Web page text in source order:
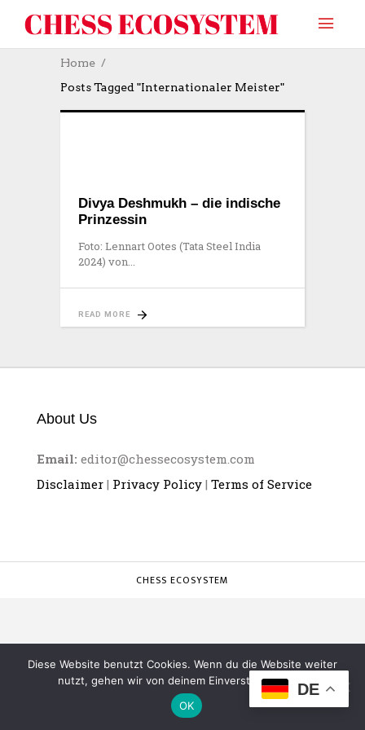
Home
Posts Tagged "Internationaler Meister"
Divya Deshmukh – die indische
Prinzessin
Foto: Lennart Ootes (Tata Steel India
2024) von
READ MORE
About Us
Email: editor@chessecosystem.com
Disclaimer | Privacy Policy | Terms of Service
CHESS ECOSYSTEM
DE
Diese Website benutzt Cookies. Wenn du die Website weiter
nutzt, gehen wir von deinem Einverständnis aus.
OK